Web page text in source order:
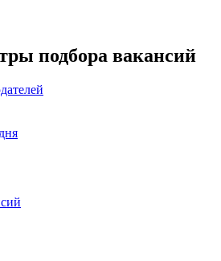
подбора вакансий